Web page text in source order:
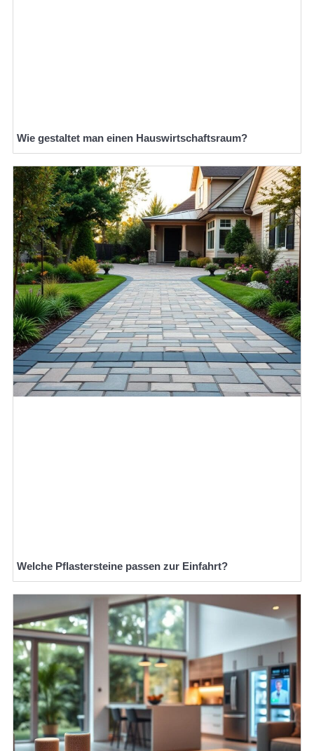
Wie gestaltet man einen Hauswirtschaftsraum?
Welche Pflastersteine passen zur Einfahrt?